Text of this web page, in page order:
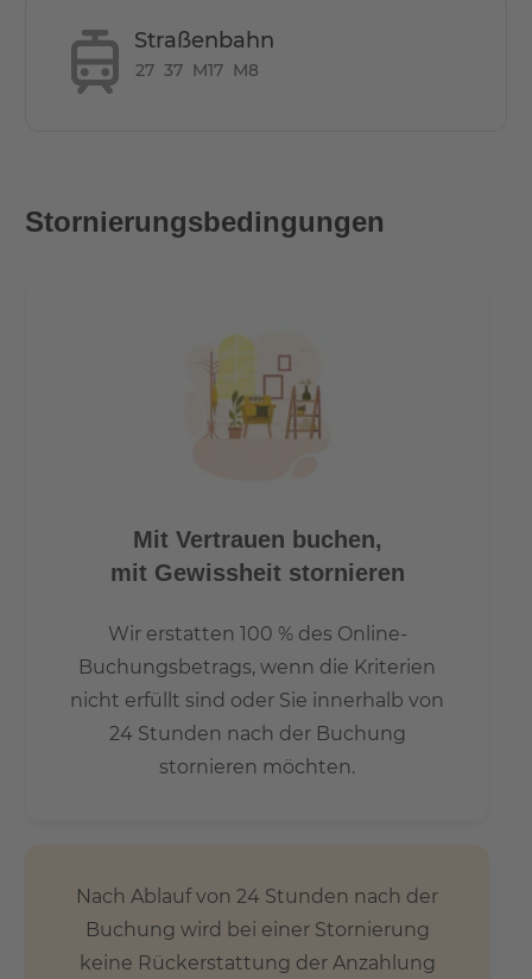
Straßenbahn
27 37 M17 M8
Stornierungsbedingungen
Mit Vertrauen buchen,
mit Gewissheit stornieren
Wir erstatten 100 % des Online-
Buchungsbetrags, wenn die Kriterien
nicht erfüllt sind oder Sie innerhalb von
24 Stunden nach der Buchung
stornieren möchten.
Nach Ablauf von 24 Stunden nach der
Buchung wird bei einer Stornierung
keine Rückerstattung der Anzahlung